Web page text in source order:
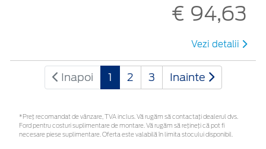
€ 94,63
Vezi detalii
Inapoi 1 2 3 Inainte
*Preţ recomandat de vânzare, TVA inclus. Vă rugăm să contactaţi dealerul dvs.
Ford pentru costuri suplimentare de montare. Vă rugăm să rețineți că pot fi
necesare piese suplimentare. Oferta este valabilă în limita stocului disponibil.